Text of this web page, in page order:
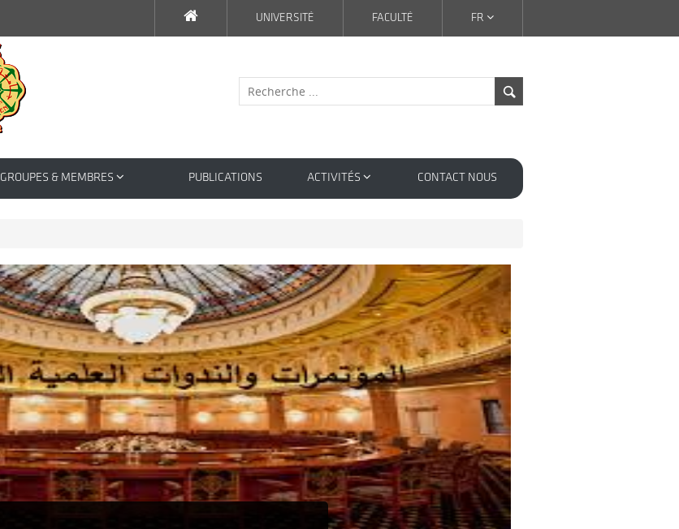
FR
FACULTÉ
UNIVERSITÉ
GROUPES & MEMBRES PUBLICATIONS ACTIVITÉS CONTACT NOUS